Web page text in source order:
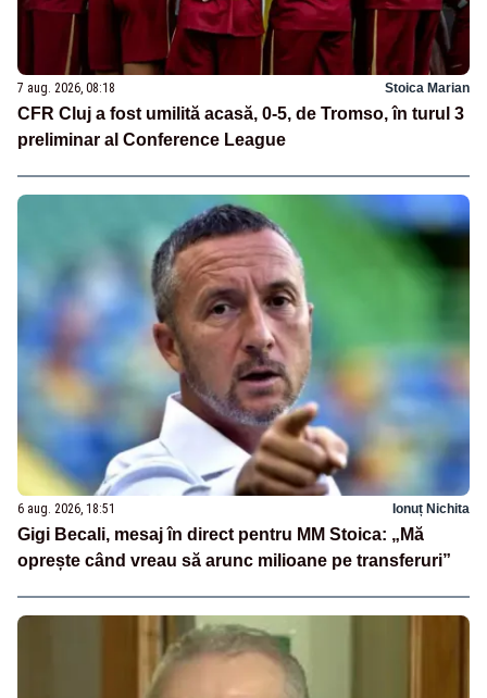
7 aug. 2026, 08:18 Stoica Marian
CFR Cluj a fost umilită acasă, 0-5, de Tromso, în turul 3
preliminar al Conference League
6 aug. 2026, 18:51 Ionuț Nichita
Gigi Becali, mesaj în direct pentru MM Stoica: „Mă
oprește când vreau să arunc milioane pe transferuri”